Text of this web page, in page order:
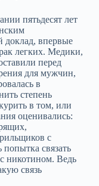
пятьдесят лет
доклад, впервые
легких. Медики,
перед
для мужчин,
в
степень
в том, или
оценивались:
с
связать
с никотином. Ведь
связь